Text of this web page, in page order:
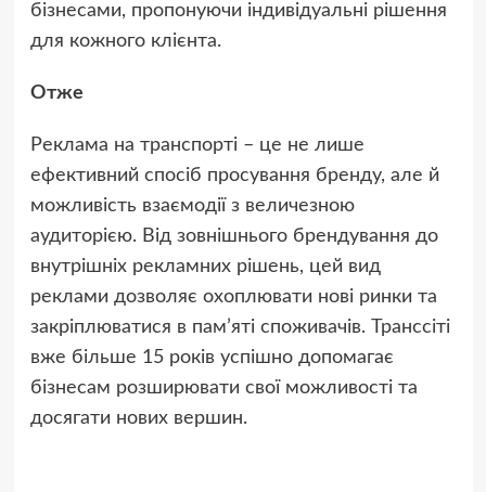
бізнесами, пропонуючи індивідуальні рішення
для кожного клієнта.
Отже
Реклама на транспорті – це не лише
ефективний спосіб просування бренду, але й
можливість взаємодії з величезною
аудиторією. Від зовнішнього брендування до
внутрішніх рекламних рішень, цей вид
реклами дозволяє охоплювати нові ринки та
закріплюватися в пам’яті споживачів. Транссіті
вже більше 15 років успішно допомагає
бізнесам розширювати свої можливості та
досягати нових вершин.